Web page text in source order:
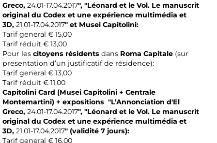
Greco, 24.01-17.04.2017", "Léonard et le Vol. Le manuscrit
original du Codex et une expérience multimédia et
3D, 21.01-17.04.2017" et Musei Capitolini:
Tarif general € 15,00
Tarif réduit € 13,00
Pour les citoyens résidents dans Roma Capitale (sur
presentation d’un justificatif de résidence):
Tarif general € 13,00
Tarif réduit € 11,00
Capitolini Card (Musei Capitolini + Centrale
Montemartini) + expositions "L’Annonciation d'El
Greco, 24.01-17.04.2017", "Léonard et le Vol. Le manuscrit
original du Codex et une expérience multimédia et
3D, 21.01-17.04.2017" (validité 7 jours):
Tarif general € 16,00